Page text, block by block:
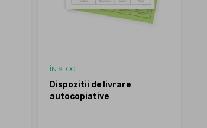
ÎN STOC
Dispozitii de livrare
autocopiative